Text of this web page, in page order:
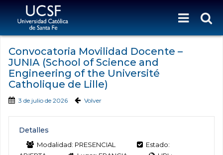
Convocatoria Movilidad Docente –
JUNIA (School of Science and
Engineering of the Université
Catholique de Lille)
3 de julio de 2026 Volver
Detalles
Modalidad: PRESENCIAL
Estado: